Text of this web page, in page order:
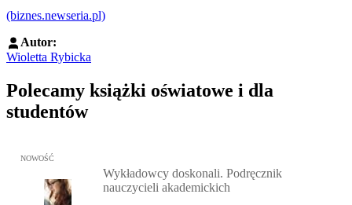
(biznes.newseria.pl)
Autor:
Wioletta Rybicka
Polecamy książki oświatowe i dla
studentów
Przejdź do: Wykładowcy doskonali. Podręcznik nauczycieli
NOWOŚĆ
Wykładowcy doskonali. Podręcznik
nauczycieli akademickich